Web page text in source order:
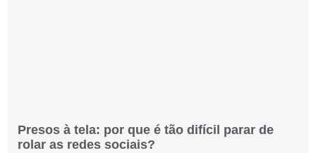
Presos à tela: por que é tão difícil parar de
rolar as redes sociais?